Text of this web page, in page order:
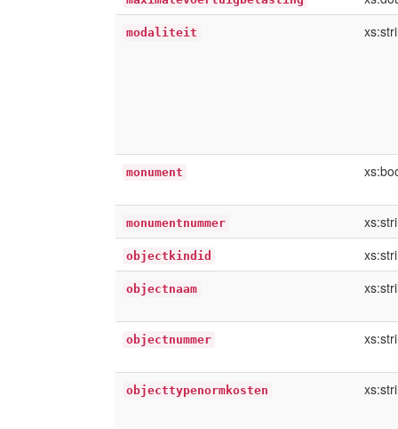
modaliteit
monument
monumentnummer
objectkindid
objectnaam
objectnummer
objecttypenormkosten